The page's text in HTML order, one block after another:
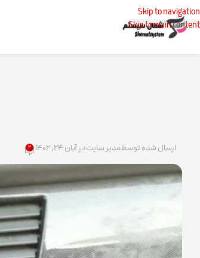
Skip to navigation
Skip to main content
تعمیرات
ارسال شده توسطمدیر سایتدر آبان ۲۴, ۱۴۰۲ ۲